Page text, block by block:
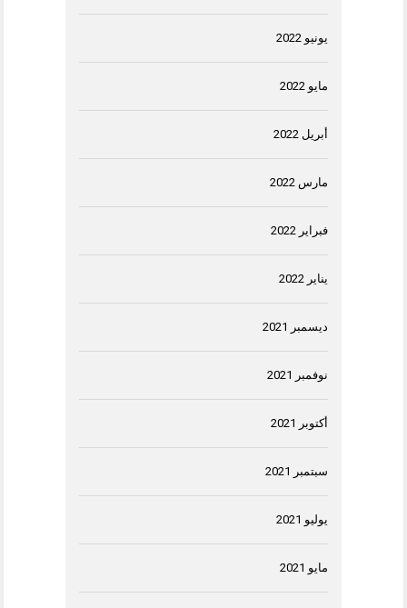
يونيو 2022
مايو 2022
أبريل 2022
مارس 2022
فبراير 2022
يناير 2022
ديسمبر 2021
نوفمبر 2021
أكتوبر 2021
سبتمبر 2021
يوليو 2021
مايو 2021